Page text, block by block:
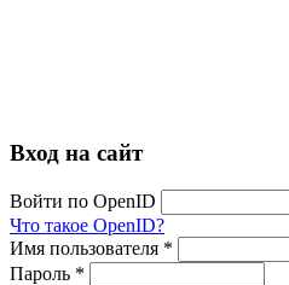
Вход на сайт
Войти по OpenID
Что такое OpenID?
Имя пользователя *
Пароль *